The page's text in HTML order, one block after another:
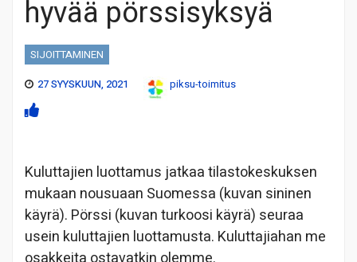
hyvää pörssisyksyä
SIJOITTAMINEN
27 SYYSKUUN, 2021
piksu-toimitus
Kuluttajien luottamus jatkaa tilastokeskuksen
mukaan nousuaan Suomessa (kuvan sininen
käyrä). Pörssi (kuvan turkoosi käyrä) seuraa
usein kuluttajien luottamusta. Kuluttajiahan me